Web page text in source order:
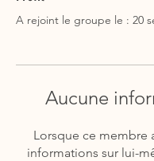
A rejoint le groupe le : 20
Aucune
Lorsque ce membre
informations sur lui-